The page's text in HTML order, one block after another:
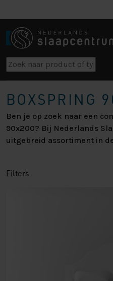
BOXSPRING
Ben je op zoek naar een
90x200? Bij Nederlands
uitgebreid assortiment in
Filters